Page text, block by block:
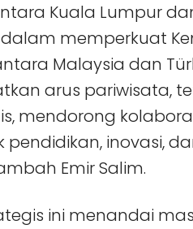
Kuala Lumpur
memperkuat
Malaysia dan
arus pariwisata,
mendorong
pendidikan, inovasi,
Emir Salim.
ini menandai